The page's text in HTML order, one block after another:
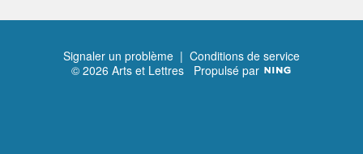
Signaler un problème | Conditions de service
© 2026 Arts et Lettres Propulsé par